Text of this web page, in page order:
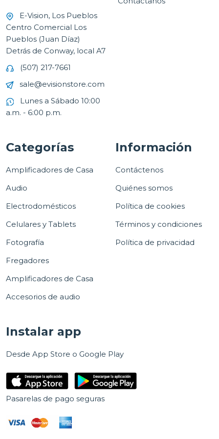
E-Vision, Los Pueblos
Centro Comercial Los
Pueblos (Juan Díaz)
Detrás de Conway, local A7
(507) 217-7661
sale@evisionstore.com
Lunes a Sábado 10:00
a.m. - 6:00 p.m.
Categorías
Amplificadores de Casa
Audio
Electrodomésticos
Celulares y Tablets
Fotografía
Fregadores
Amplificadores de Casa
Accesorios de audio
Información
Contáctenos
Quiénes somos
Política de cookies
Términos y condiciones
Política de privacidad
Instalar app
Desde App Store o Google Play
Pasarelas de pago seguras